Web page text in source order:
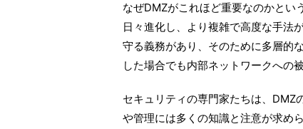
なぜDMZがこれほど重要なのかとい
日々進化し、より複雑で高度な手法
守る義務があり、そのために多層的
した場合でも内部ネットワークへの
セキュリティの専門家たちは、DMZ
や管理には多くの知識と注意が求め